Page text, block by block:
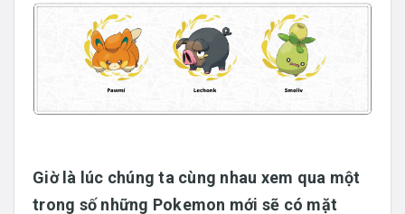
Giờ là lúc chúng ta cùng nhau xem qua một
trong số những Pokemon mới sẽ có mặt